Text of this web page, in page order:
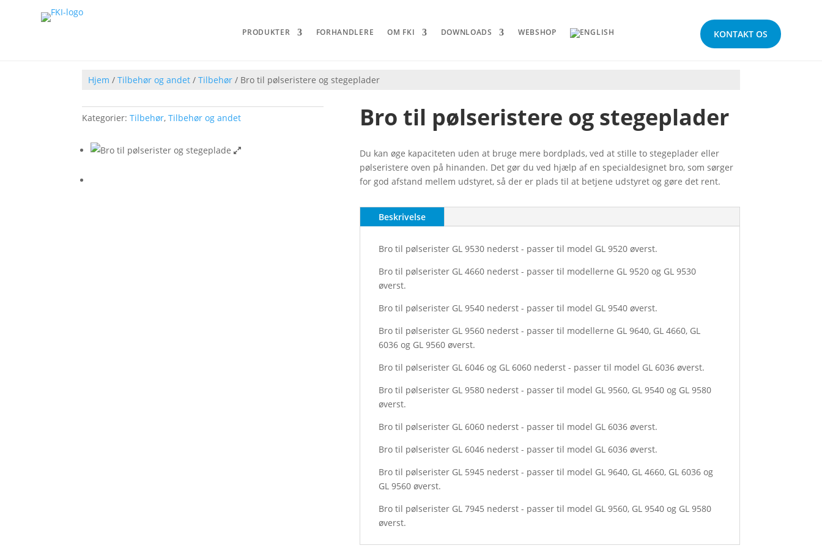
PRODUKTER FORHANDLERE OM FKI DOWNLOADS WEBSHOP KONTAKT OS
Hjem /Tilbehør og andet /Tilbehør / Bro til pølseristere og stegeplader
Kategorier:Tilbehør,Tilbehør og andet Bro til pølseristere og stegeplader
Du kan øge kapaciteten uden at bruge mere bordplads, ved at stille to stegeplader eller
pølseristere oven på hinanden. Det gør du ved hjælp af en specialdesignet bro, som sørger
for god afstand mellem udstyret, så der er plads til at betjene udstyret og gøre det rent.
Beskrivelse
Bro til pølserister GL 9530 nederst - passer til model GL 9520 øverst.
Bro til pølserister GL 4660 nederst - passer til modellerne GL 9520 og GL 9530
øverst.
Bro til pølserister GL 9540 nederst - passer til model GL 9540 øverst.
Bro til pølserister GL 9560 nederst - passer til modellerne GL 9640, GL 4660, GL
6036 og GL 9560 øverst.
Bro til pølserister GL 6046 og GL 6060 nederst - passer til model GL 6036 øverst.
Bro til pølserister GL 9580 nederst - passer til model GL 9560, GL 9540 og GL 9580
øverst.
Bro til pølserister GL 6060 nederst - passer til model GL 6036 øverst.
Bro til pølserister GL 6046 nederst - passer til model GL 6036 øverst.
Bro til pølserister GL 5945 nederst - passer til model GL 9640, GL 4660, GL 6036 og
GL 9560 øverst.
Bro til pølserister GL 7945 nederst - passer til model GL 9560, GL 9540 og GL 9580
øverst.